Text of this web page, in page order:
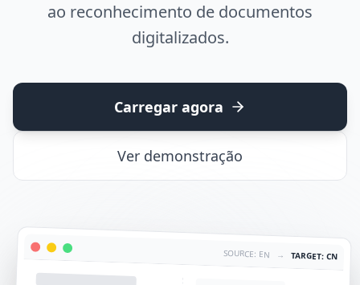
ao reconhecimento de documentos
digitalizados.
Carregar agora
Ver demonstração
SOURCE: EN → TARGET: CN